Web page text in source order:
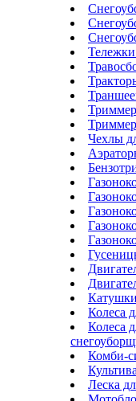
Чехлы
Колеса
Колеса
Комби-
Леска